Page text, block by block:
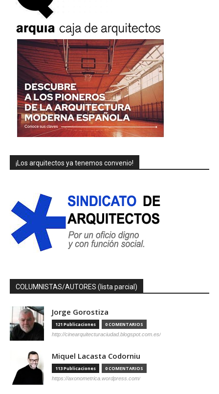
¡Los arquitectos ya tenemos convenio!
COLUMNISTAS/AUTORES (lista parcial)
Jorge Gorostiza
121 Publicaciones 0 COMENTARIOS
http://cinearquitecturaciudad.blogspot.com.es/
Miquel Lacasta Codorniu
113 Publicaciones 0 COMENTARIOS
https://axonometrica.wordpress.com/